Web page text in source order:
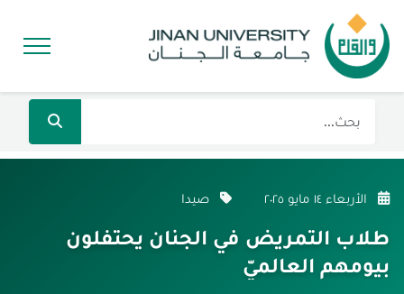
الأربعاء ١٤ مايو ٢٠٢٥ صيدا
طلاب التمريض في الجنان يحتفلون
بيومهم العالميّ